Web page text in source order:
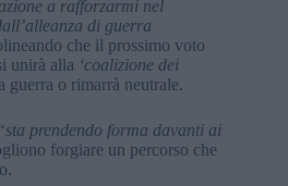
a rafforzarmi nel
di guerra
che il prossimo voto
unirà alla ‘coalizione dei
guerra o rimarrà neutrale.
prendendo forma davanti ai
forgiare un percorso che